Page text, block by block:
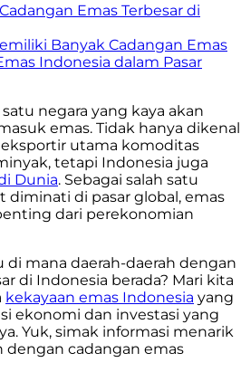
Emas Terbesar di
Banyak Cadangan Emas
Indonesia dalam Pasar
negara yang kaya akan
emas. Tidak hanya dikenal
utama komoditas
tetapi Indonesia juga
Dunia. Sebagai salah satu
diminati di pasar global, emas
dari perekonomian
mana daerah-daerah dengan
di Indonesia berada? Mari kita
kekayaan emas Indonesia yang
ekonomi dan investasi yang
Yuk, simak informasi menarik
dengan cadangan emas